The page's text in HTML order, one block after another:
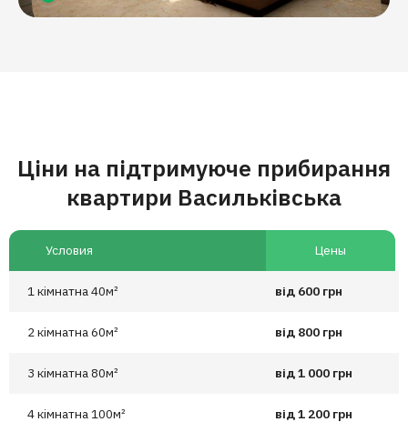
Ціни на підтримуюче прибирання
квартири Васильківська
Условия Цены
1 кімнатна 40м² від 600 грн
2 кімнатна 60м² від 800 грн
3 кімнатна 80м² від 1 000 грн
4 кімнатна 100м² від 1 200 грн